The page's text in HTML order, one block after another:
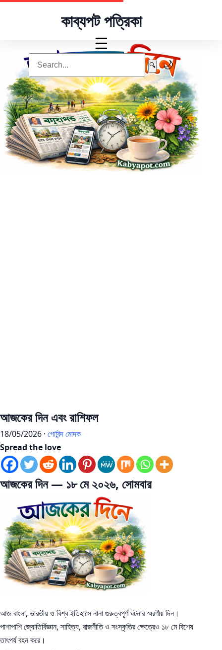
কাব্যপট পত্রিকা
☰
🔍 🌙
আজকের দিন এবং রাশিফল
18/05/2026 · গোবিন্দ মোদক
Spread the love
আজকের দিন — ১৮ মে ২০২৬, সোমবার
আজ বাংলা, ভারতীয় ও বিশ্ব ইতিহাসে নানা গুরুত্বপূর্ণ ঘটনার স্মরণীয় দিন।
পাশাপাশি জ্যোতির্বিজ্ঞান, সাহিত্য, রাজনীতি ও সংস্কৃতির ক্ষেত্রেও ১৮ মে বিশেষ
তাৎপর্য বহন করে।